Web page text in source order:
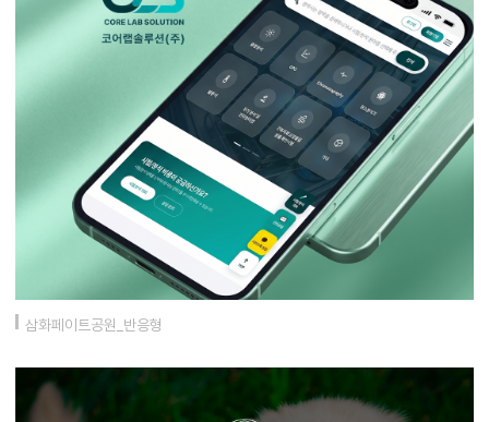
삼화페이트공원_반응형